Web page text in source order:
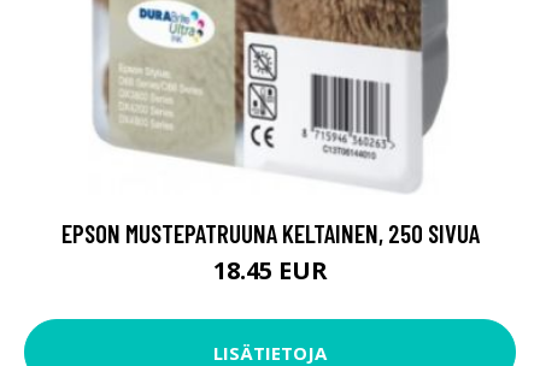
EPSON MUSTEPATRUUNA KELTAINEN, 250 SIVUA
18.45 EUR
LISÄTIETOJA